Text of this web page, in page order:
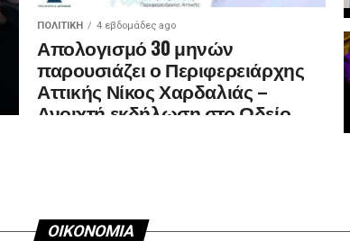
ΠΟΛΙΤΙΚΉ 4 εβδομάδες ago
Απολογισμό 30 μηνών
παρουσιάζει ο Περιφερειάρχης
Αττικής Νίκος Χαρδαλιάς –
Ανοιχτή εκδήλωση στο Ωδείο
ΟΙΚΟΝΟΜΙΑ